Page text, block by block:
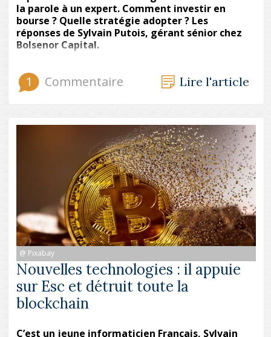
la parole à un expert. Comment investir en
bourse ? Quelle stratégie adopter ? Les
réponses de Sylvain Putois, gérant sénior chez
Bolsenor Capital.
1 Commentaire Lire l'article
@ Pixabay
Nouvelles technologies : il appuie
sur Esc et détruit toute la
blockchain
C’est un jeune informaticien Français, Sylvain